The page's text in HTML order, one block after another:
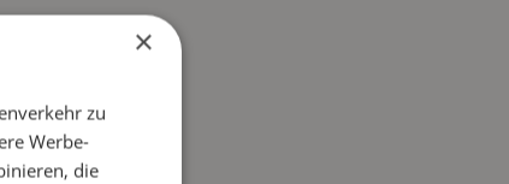
×
zu
Werbe-
die